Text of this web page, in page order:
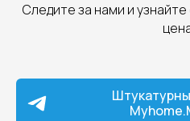
Следите за нами и